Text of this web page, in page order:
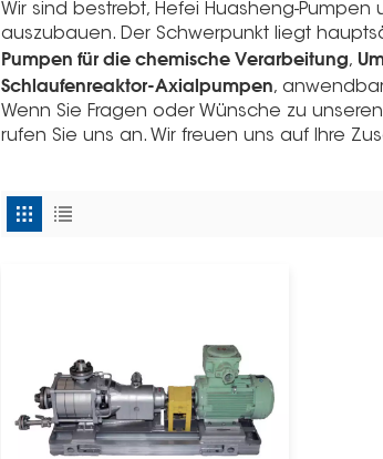
Wir sind bestrebt, Hefei Huasheng-
auszubauen. Der Schwerpunkt liegt
Pumpen für die chemische Verarbeitung,
Schlaufenreaktor-Axialpumpen,
Wenn Sie Fragen oder Wünsche zu
rufen Sie uns an. Wir freuen uns auf Ihre